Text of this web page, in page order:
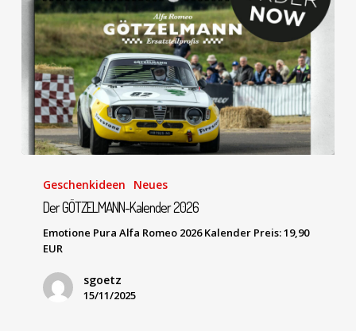
Geschenkideen Neues
Der GÖTZELMANN-Kalender 2026
Emotione Pura Alfa Romeo 2026 Kalender Preis: 19,90
EUR
sgoetz
15/11/2025